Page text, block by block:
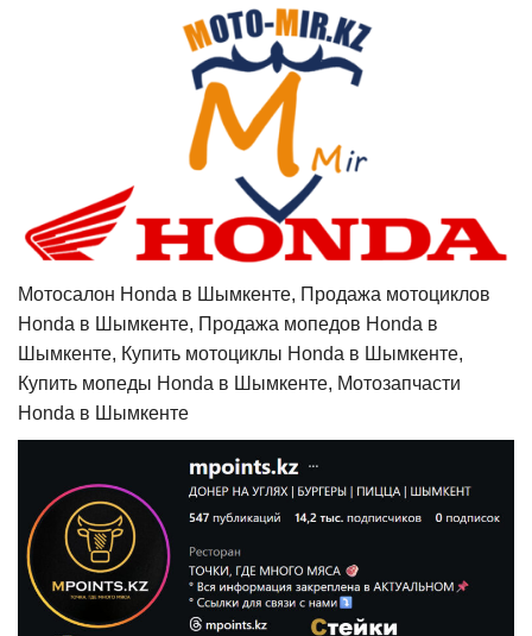
Мотосалон Honda в Шымкенте, Продажа мотоциклов
Honda в Шымкенте, Продажа мопедов Honda в
Шымкенте, Купить мотоциклы Honda в Шымкенте,
Купить мопеды Honda в Шымкенте, Мотозапчасти
Honda в Шымкенте